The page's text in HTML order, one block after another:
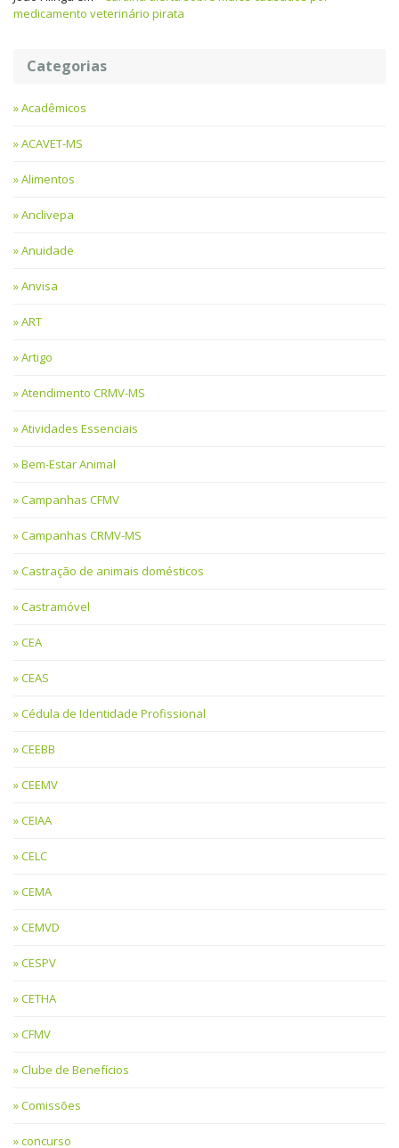
medicamento veterinário pirata
Categorias
Acadêmicos
ACAVET-MS
Alimentos
Anclivepa
Anuidade
Anvisa
ART
Artigo
Atendimento CRMV-MS
Atividades Essenciais
Bem-Estar Animal
Campanhas CFMV
Campanhas CRMV-MS
Castração de animais domésticos
Castramóvel
CEA
CEAS
Cédula de Identidade Profissional
CEEBB
CEEMV
CEIAA
CELC
CEMA
CEMVD
CESPV
CETHA
CFMV
Clube de Benefícios
Comissões
concurso